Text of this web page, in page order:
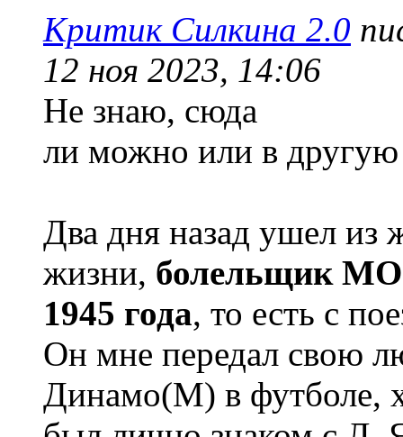
Критик Силкина 2.0
12 ноя 2023, 14:06
Не знаю, сюда
ли можно или в другую
Два дня назад ушел из
жизни, болельщик
1945 года, то есть с
Он мне передал свою
Динамо(М) в футболе,